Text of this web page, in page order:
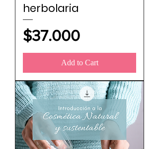
herbolaria
Price
$37.000
Add to Cart